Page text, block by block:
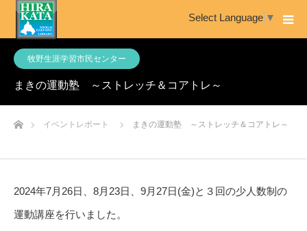
Select Language ▼
牧野生涯学習市民センター
まきの運動塾 ～ストレッチ＆コアトレ～
ホームイベントレポート まきの運動塾 ～ストレッチ＆コアトレ～
2024年7月26日、8月23日、9月27日(金)と３回の少人数制の
運動講座を行いました。